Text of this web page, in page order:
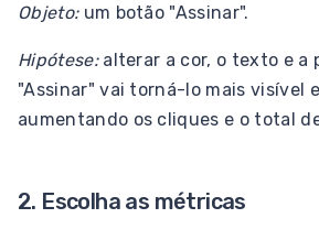
Objeto:um botão "Assinar".
Hipótese:alterar a cor, o texto e a
"Assinar" vai torná-lo mais visível
aumentando os cliques e o total
2. Escolha as métricas